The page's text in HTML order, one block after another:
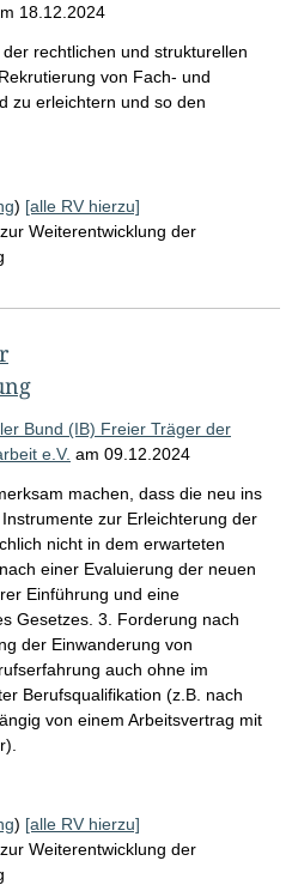
18.12.2024
rechtlichen und strukturellen
von Fach- und
zu erleichtern und so den
) [alle RV hierzu]
Weiterentwicklung der
Bund (IB) Freier Träger der
e.V. am 09.12.2024
machen, dass die neu ins
zur Erleichterung der
nicht in dem erwarteten
einer Evaluierung der neuen
Einführung und eine
Gesetzes. 3. Forderung nach
der Einwanderung von
auch ohne im
Berufsqualifikation (z.B. nach
von einem Arbeitsvertrag mit
) [alle RV hierzu]
Weiterentwicklung der